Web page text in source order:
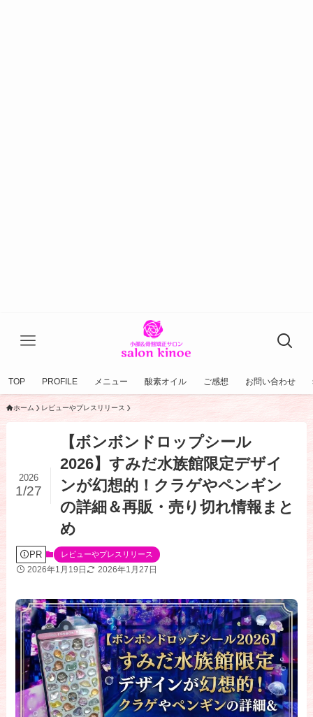
TOP PROFILE メニュー 酸素オイル ご感想 お問い合わせ
ホーム レビューやプレスリリース
【ボンボンドロップシール
2026】すみだ水族館限定デザイ
ンが幻想的！クラゲやペンギン
の詳細＆再販・売り切れ情報まと
め
2026
1/27
PR レビューやプレスリリース
2026年1月19日 2026年1月27日